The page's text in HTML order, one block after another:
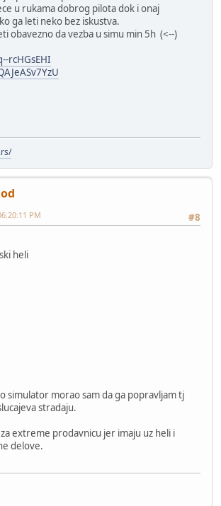
u rukama dobrog pilota dok i onaj
ga leti neko bez iskustva.
obavezno da vezba u simu min 5h (<--)
rcHGsEHI
#8
PM
heli
simulator morao sam da ga popravljam tj
stradaju.
extreme prodavnicu jer imaju uz heli i
delove.